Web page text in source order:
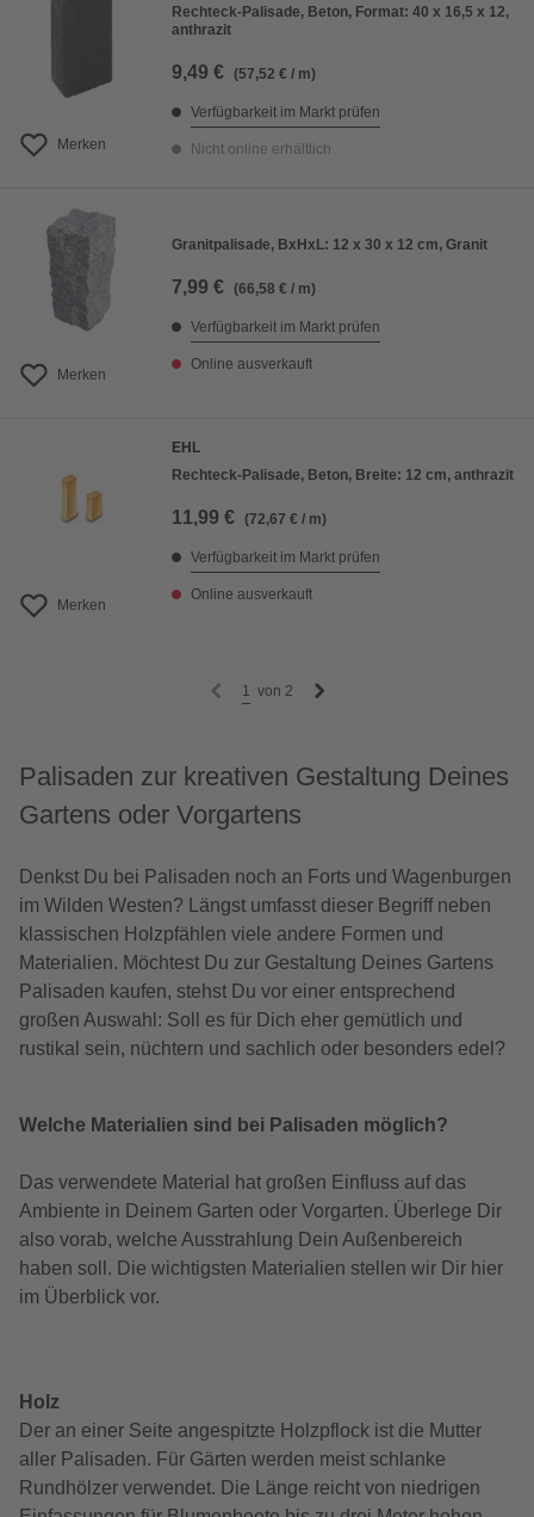
Merken
Rechteck-Palisade, Beton, Format: 40 x 16,5 x 12,
anthrazit
9,49 € (57,52 € / m)
Verfügbarkeit im Markt prüfen
Nicht online erhältlich
Merken
Granitpalisade, BxHxL: 12 x 30 x 12 cm, Granit
7,99 € (66,58 € / m)
Verfügbarkeit im Markt prüfen
Online ausverkauft
Merken
EHL
Rechteck-Palisade, Beton, Breite: 12 cm, anthrazit
11,99 € (72,67 € / m)
Verfügbarkeit im Markt prüfen
Online ausverkauft
1 von 2
Palisaden zur kreativen Gestaltung Deines
Gartens oder Vorgartens
Denkst Du bei Palisaden noch an Forts und Wagenburgen
im Wilden Westen? Längst umfasst dieser Begriff neben
klassischen Holzpfählen viele andere Formen und
Materialien. Möchtest Du zur Gestaltung Deines Gartens
Palisaden kaufen, stehst Du vor einer entsprechend
großen Auswahl: Soll es für Dich eher gemütlich und
rustikal sein, nüchtern und sachlich oder besonders edel?
Welche Materialien sind bei Palisaden möglich?
Das verwendete Material hat großen Einfluss auf das
Ambiente in Deinem Garten oder Vorgarten. Überlege Dir
also vorab, welche Ausstrahlung Dein Außenbereich
haben soll. Die wichtigsten Materialien stellen wir Dir hier
im Überblick vor.
Holz
Der an einer Seite angespitzte Holzpflock ist die Mutter
aller Palisaden. Für Gärten werden meist schlanke
Rundhölzer verwendet. Die Länge reicht von niedrigen